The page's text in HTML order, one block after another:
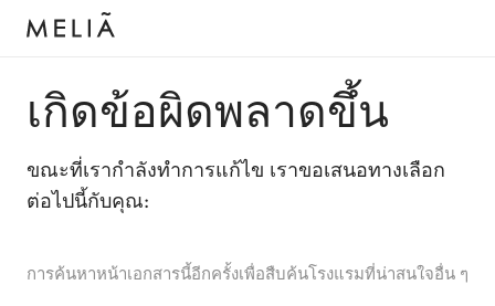
เกิดข้อผิดพลาดขึ้น
ขณะที่เรากำลังทำการแก้ไข เราขอเสนอทางเลือก
ต่อไปนี้กับคุณ:
การค้นหาหน้าเอกสารนี้อีกครั้งเพื่อสืบค้นโรงแรมที่น่าสนใจอื่น ๆ